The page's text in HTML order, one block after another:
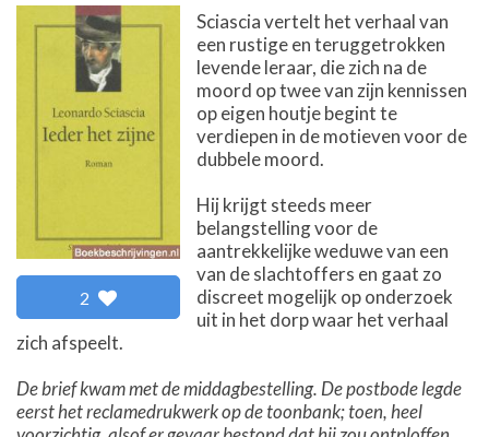
2
Sciascia vertelt het verhaal van
een rustige en teruggetrokken
levende leraar, die zich na de
moord op twee van zijn kennissen
op eigen houtje begint te
verdiepen in de motieven voor de
dubbele moord.
Hij krijgt steeds meer
belangstelling voor de
aantrekkelijke weduwe van een
van de slachtoffers en gaat zo
discreet mogelijk op onderzoek
uit in het dorp waar het verhaal
zich afspeelt.
De brief kwam met de middagbestelling. De postbode legde
eerst het reclamedrukwerk op de toonbank; toen, heel